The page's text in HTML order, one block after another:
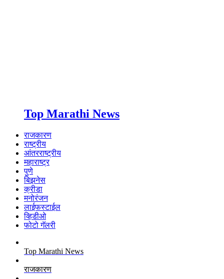
Top Marathi News
राजकारण
राष्ट्रीय
आंतरराष्ट्रीय
महाराष्ट्र
पुणे
बिझनेस
क्रीडा
मनोरंजन
लाईफस्टाईल
व्हिडीओ
फोटो गॅलरी
Top Marathi News
राजकारण